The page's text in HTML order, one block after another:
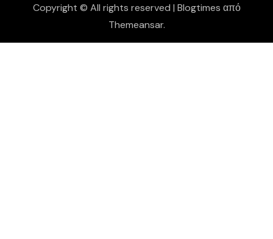
Copyright © All rights reserved | Blogtimes από
Themeansar.